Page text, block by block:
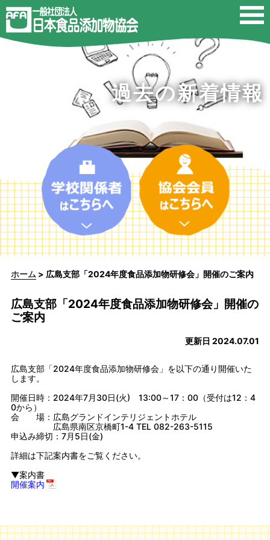
過去の新着情報
ホーム > 広島支部「2024年度食品添加物研修会」開催のご案内
広島支部「2024年度食品添加物研修会」開催の
ご案内
更新日 2024.07.01
広島支部「2024年度食品添加物研修会」を以下の通り開催いた
します。
開催日時：2024年7月30日(火) 13:00～17：00（受付は12：4
0から）
会 場：広島グランドインテリジェントホテル
広島県南区京橋町1-4 TEL 082-263-5115
申込み締切：7月5日(金)
詳細は下記案内書をご覧ください。
▼案内書
開催案内